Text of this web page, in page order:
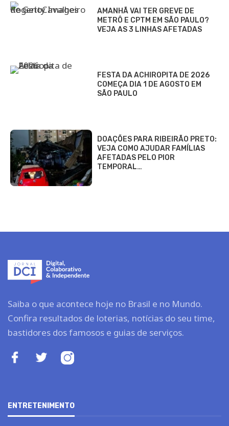
AMANHÃ VAI TER GREVE DE
METRÔ E CPTM EM SÃO PAULO?
VEJA AS 3 LINHAS AFETADAS
FESTA DA ACHIROPITA DE 2026
COMEÇA DIA 1 DE AGOSTO EM
SÃO PAULO
DOAÇÕES PARA RIBEIRÃO PRETO:
VEJA COMO AJUDAR FAMÍLIAS
AFETADAS PELO PIOR
TEMPORAL…
Saiba o que acontece hoje no Brasil e no Mundo.
Confira resultados de loterias, notícias do seu time,
bastidores dos famosos e guias de serviços.
ENTRETENIMENTO